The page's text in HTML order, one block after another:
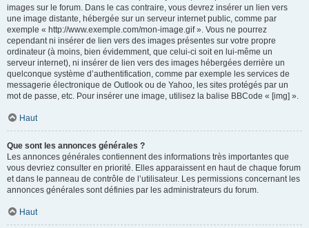
images sur le forum. Dans le cas contraire, vous devrez insérer un lien vers
une image distante, hébergée sur un serveur internet public, comme par
exemple « http://www.exemple.com/mon-image.gif ». Vous ne pourrez
cependant ni insérer de lien vers des images présentes sur votre propre
ordinateur (à moins, bien évidemment, que celui-ci soit en lui-même un
serveur internet), ni insérer de lien vers des images hébergées derrière un
quelconque système d’authentification, comme par exemple les services de
messagerie électronique de Outlook ou de Yahoo, les sites protégés par un
mot de passe, etc. Pour insérer une image, utilisez la balise BBCode « [img] ».
Haut
Que sont les annonces générales ?
Les annonces générales contiennent des informations très importantes que
vous devriez consulter en priorité. Elles apparaissent en haut de chaque forum
et dans le panneau de contrôle de l’utilisateur. Les permissions concernant les
annonces générales sont définies par les administrateurs du forum.
Haut